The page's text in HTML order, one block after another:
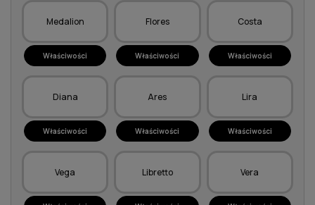
Medalion
Właściwości
Flores
Właściwości
Costa
Właściwości
Diana
Właściwości
Ares
Właściwości
Lira
Właściwości
Vega Libretto Vera